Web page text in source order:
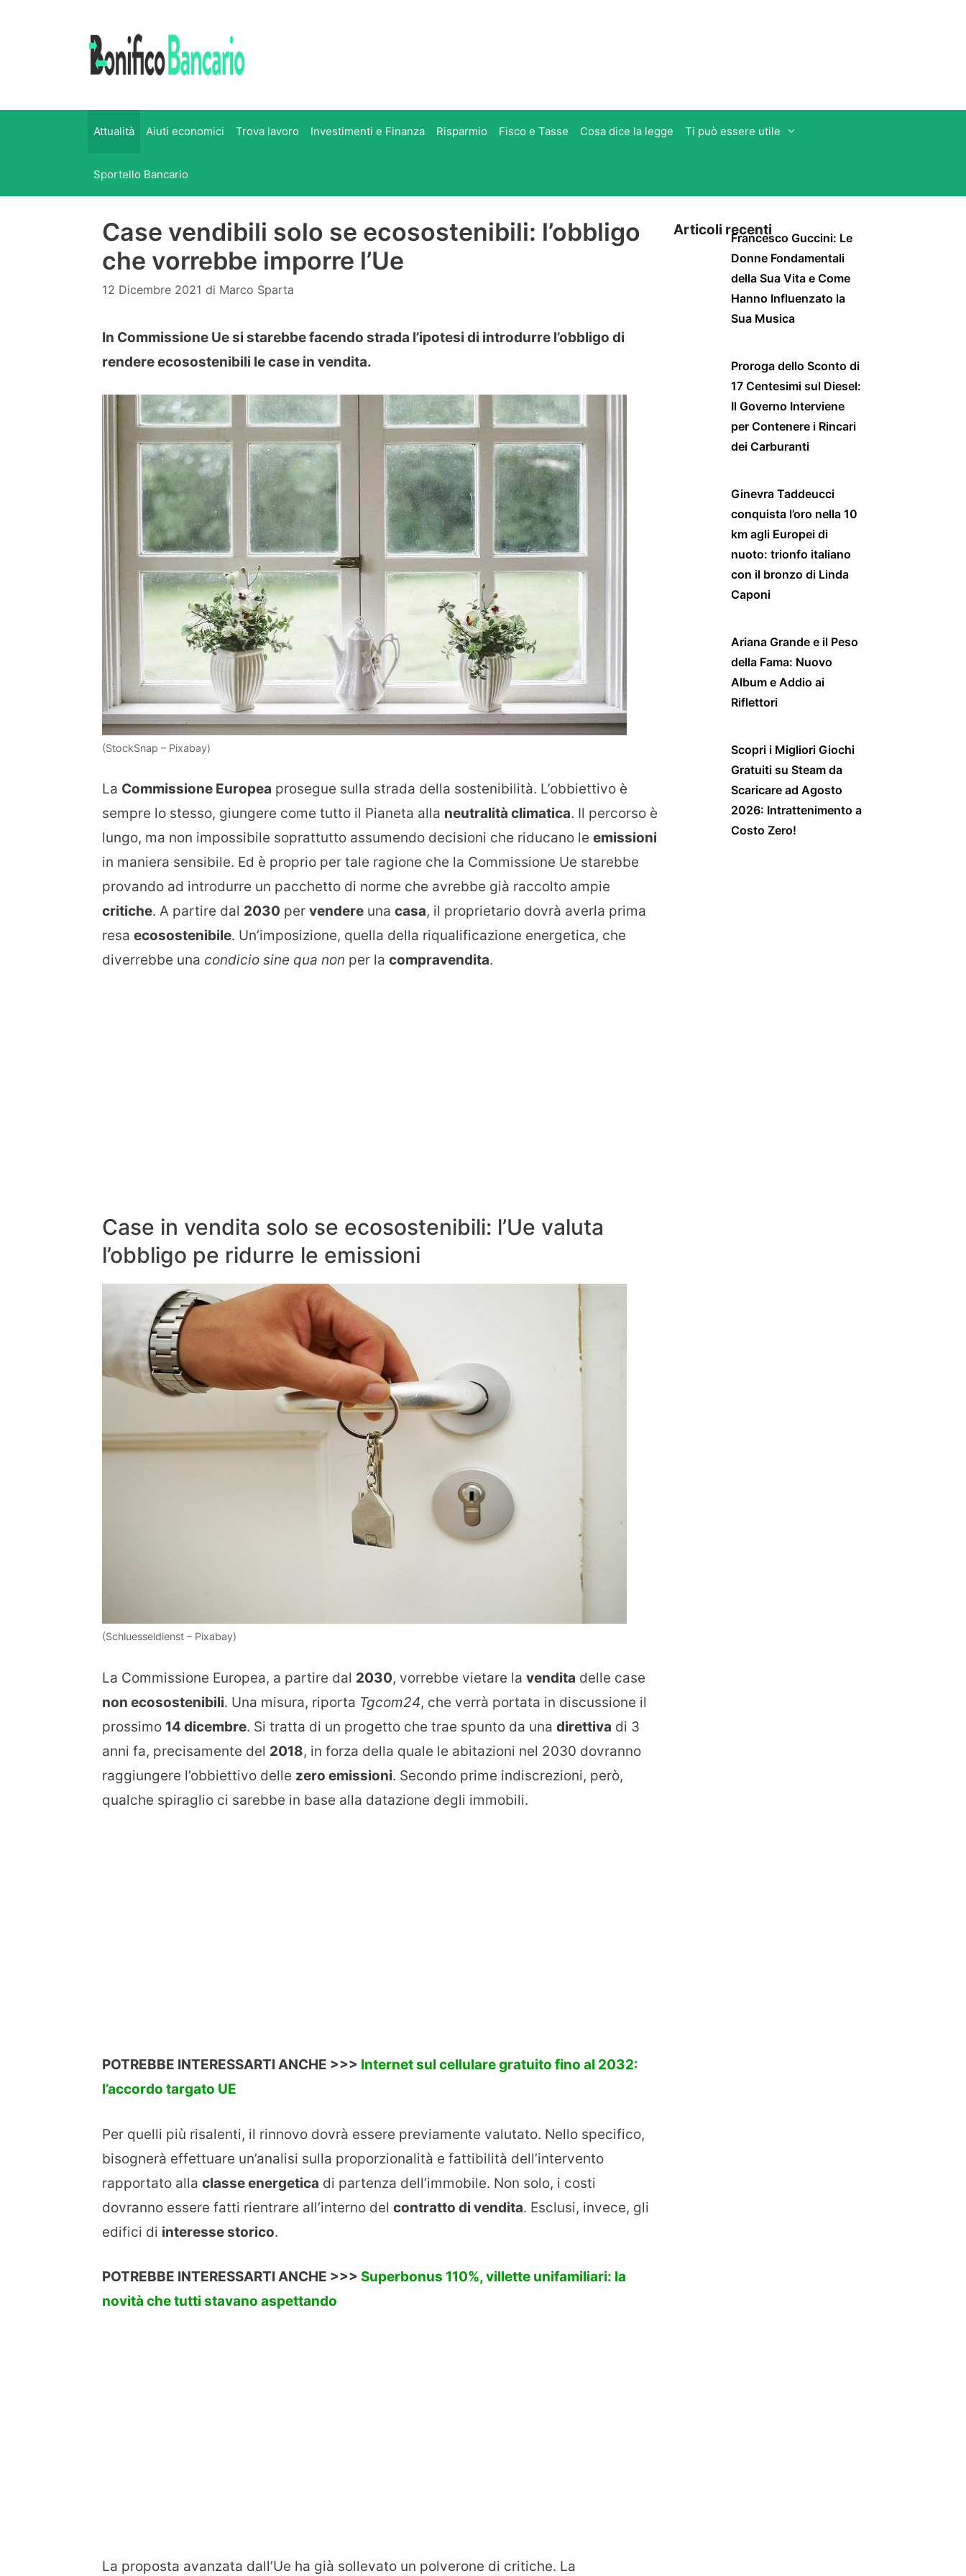
Attualità Aiuti economici Trova lavoro Investimenti e Finanza Risparmio Fisco e Tasse Cosa dice la legge Ti può essere utile
Sportello Bancario
Case vendibili solo se ecosostenibili: l’obbligo
che vorrebbe imporre l’Ue
12 Dicembre 2021 di Marco Sparta
In Commissione Ue si starebbe facendo strada l’ipotesi di introdurre l’obbligo di
rendere ecosostenibili le case in vendita.
(StockSnap – Pixabay)
La Commissione Europea prosegue sulla strada della sostenibilità. L’obbiettivo è
sempre lo stesso, giungere come tutto il Pianeta alla neutralità climatica. Il percorso è
lungo, ma non impossibile soprattutto assumendo decisioni che riducano le emissioni
in maniera sensibile. Ed è proprio per tale ragione che la Commissione Ue starebbe
provando ad introdurre un pacchetto di norme che avrebbe già raccolto ampie
critiche. A partire dal 2030 per vendere una casa, il proprietario dovrà averla prima
resa ecosostenibile. Un’imposizione, quella della riqualificazione energetica, che
diverrebbe una condicio sine qua non per la compravendita.
Case in vendita solo se ecosostenibili: l’Ue valuta
l’obbligo pe ridurre le emissioni
(Schluesseldienst – Pixabay)
La Commissione Europea, a partire dal 2030, vorrebbe vietare la vendita delle case
non ecosostenibili. Una misura, riporta Tgcom24, che verrà portata in discussione il
prossimo 14 dicembre. Si tratta di un progetto che trae spunto da una direttiva di 3
anni fa, precisamente del 2018, in forza della quale le abitazioni nel 2030 dovranno
raggiungere l’obbiettivo delle zero emissioni. Secondo prime indiscrezioni, però,
qualche spiraglio ci sarebbe in base alla datazione degli immobili.
POTREBBE INTERESSARTI ANCHE >>> Internet sul cellulare gratuito fino al 2032:
l’accordo targato UE
Per quelli più risalenti, il rinnovo dovrà essere previamente valutato. Nello specifico,
bisognerà effettuare un’analisi sulla proporzionalità e fattibilità dell’intervento
rapportato alla classe energetica di partenza dell’immobile. Non solo, i costi
dovranno essere fatti rientrare all’interno del contratto di vendita. Esclusi, invece, gli
edifici di interesse storico.
POTREBBE INTERESSARTI ANCHE >>> Superbonus 110%, villette unifamiliari: la
novità che tutti stavano aspettando
La proposta avanzata dall’Ue ha già sollevato un polverone di critiche. La
Articoli recentiFrancesco Guccini: Le
Donne Fondamentali
della Sua Vita e Come
Hanno Influenzato la
Sua Musica
Proroga dello Sconto di
17 Centesimi sul Diesel:
Il Governo Interviene
per Contenere i Rincari
dei Carburanti
Ginevra Taddeucci
conquista l’oro nella 10
km agli Europei di
nuoto: trionfo italiano
con il bronzo di Linda
Caponi
Ariana Grande e il Peso
della Fama: Nuovo
Album e Addio ai
Riflettori
Scopri i Migliori Giochi
Gratuiti su Steam da
Scaricare ad Agosto
2026: Intrattenimento a
Costo Zero!